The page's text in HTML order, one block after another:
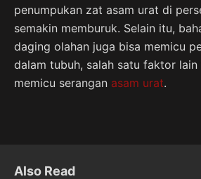
penumpukan zat asam urat di
semakin memburuk. Selain itu,
daging olahan juga bisa memicu
dalam tubuh, salah satu faktor lain
memicu serangan asam urat.
Also Read